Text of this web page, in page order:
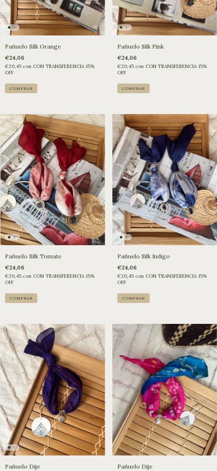
Pañuelo Silk Orange
€24,06
€20,45 con CON TRANSFERENCIA 15%
OFF
Pañuelo Silk Pink
€24,06
€20,45 con CON TRANSFERENCIA 15%
OFF
Pañuelo Silk Tomate
€24,06
€20,45 con CON TRANSFERENCIA 15%
OFF
Pañuelo Silk Indigo
€24,06
€20,45 con CON TRANSFERENCIA 15%
OFF
Pañuelo Dije Pañuelo Dije